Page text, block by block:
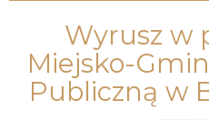
Wyrusz w
Miejsko-
Publiczną w